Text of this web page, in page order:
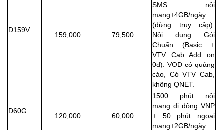
D159V
159,000 79,500
SMS nội
mạng+4GB/ngày
(dừng truy cập).
Nội dung Gói
Chuẩn (Basic +
VTV Cab Add on
0đ): VOD có quảng
cáo, Có VTV Cab,
không QNET.
D60G
120,000 60,000
1500 phút nội
mạng di động VNP
+ 50 phút ngoại
mạng+2GB/ngày